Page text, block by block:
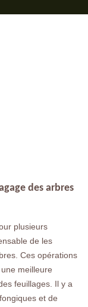
des arbres
plusieurs
de les
Ces opérations
meilleure
feuillages. Il y a
et de